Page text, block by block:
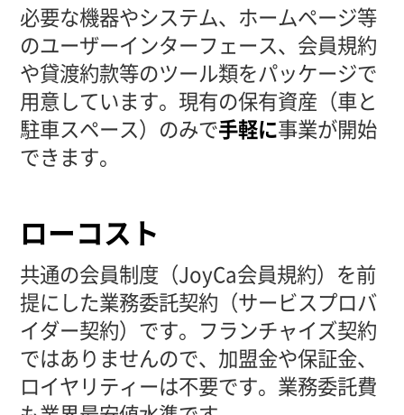
必要な機器やシステム、ホームページ等
のユーザーインターフェース、会員規約
や貸渡約款等のツール類をパッケージで
用意しています。現有の保有資産（車と
駐車スペース）のみで手軽に事業が開始
できます。
ローコスト
共通の会員制度（JoyCa会員規約）を前
提にした業務委託契約（サービスプロバ
イダー契約）です。フランチャイズ契約
ではありませんので、加盟金や保証金、
ロイヤリティーは不要です。業務委託費